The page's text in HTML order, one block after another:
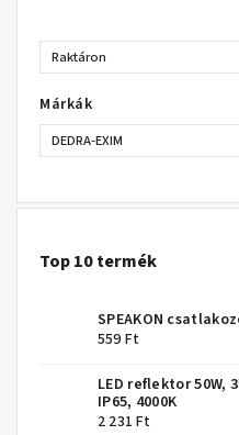
Raktáron
Márkák
DEDRA-EXIM
Top 10 termék
SPEAKON
559 Ft
LED reflektor 50W,
IP65, 4000K
2 231 Ft